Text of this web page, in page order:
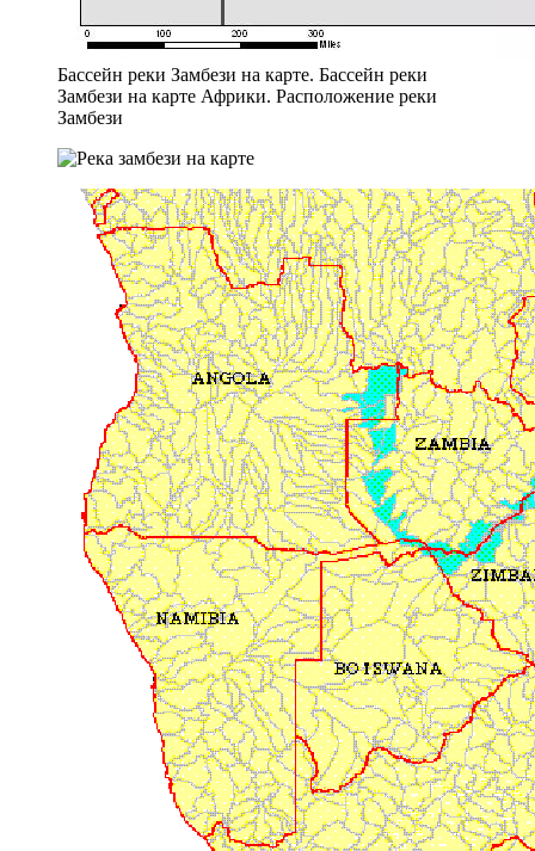
Бассейн реки Замбези на карте. Бассейн реки
Замбези на карте Африки. Расположение реки
Замбези